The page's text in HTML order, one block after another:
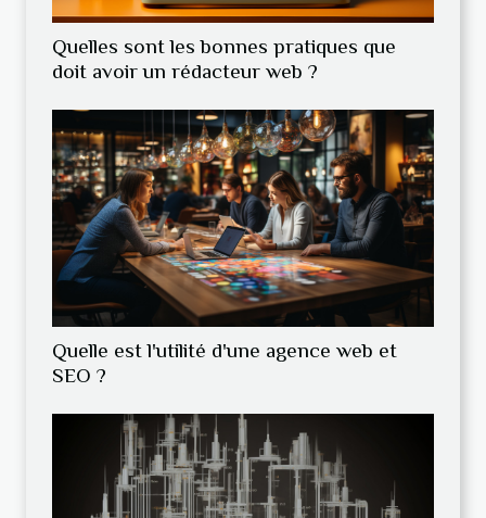
Quelles sont les bonnes pratiques que
doit avoir un rédacteur web ?
Quelle est l'utilité d'une agence web et
SEO ?